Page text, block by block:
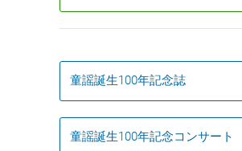
童謡誕生100年記念誌
童謡誕生100年記念コンサート